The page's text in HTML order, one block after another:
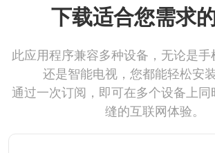
下载适合您需求
此应用程序兼容多种设备，无论是
还是智能电视，您都能轻松安装
通过一次订阅，即可在多个设备上
缝的互联网体验。